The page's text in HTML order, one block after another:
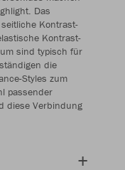
Das
Kontrast-
Kontrast-
sind typisch für
die
Styles zum
passender
diese Verbindung